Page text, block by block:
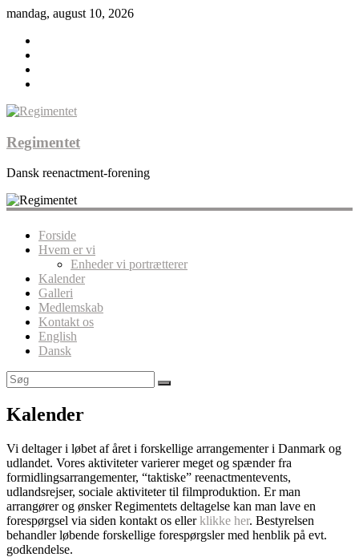
mandag, august 10, 2026
Regimentet
Dansk reenactment-forening
Forside
Hvem er vi
Enheder vi portrætterer
Kalender
Galleri
Medlemskab
Kontakt os
English
Dansk
Kalender
Vi deltager i løbet af året i forskellige arrangementer i Danmark og
udlandet. Vores aktiviteter varierer meget og spænder fra
formidlingsarrangementer, “taktiske” reenactmentevents,
udlandsrejser, sociale aktiviteter til filmproduktion. Er man
arrangører og ønsker Regimentets deltagelse kan man lave en
forespørgsel via siden kontakt os ellerklikke her. Bestyrelsen
behandler løbende forskellige forespørgsler med henblik på evt.
godkendelse.